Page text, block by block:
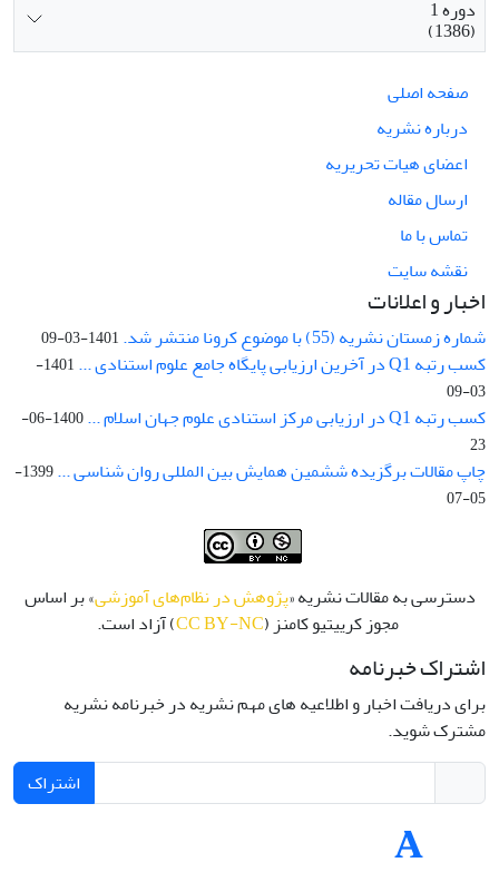
دوره 1
(1386)
صفحه اصلی
درباره نشریه
اعضای هیات تحریریه
ارسال مقاله
تماس با ما
نقشه سایت
اخبار و اعلانات
شماره زمستان نشریه (55) با موضوع کرونا منتشر شد. 1401-03-09
کسب رتبه Q1 در آخرین ارزیابی پایگاه جامع علوم استنادی ...
1401-
03-09
کسب رتبه Q1 در ارزیابی مرکز استنادی علوم جهان اسلام ...
1400-06-
23
چاپ مقالات برگزیده ششمین همایش بین المللی روان شناسی ...
1399-
05-07
دسترسی به مقالات نشریه «پژوهش در نظام‌های آموزشی» بر اساس
مجوز کرییتیو کامنز (CC BY-NC) آزاد است.
اشتراک خبرنامه
برای دریافت اخبار و اطلاعیه های مهم نشریه در خبرنامه نشریه
مشترک شوید.
اشتراک